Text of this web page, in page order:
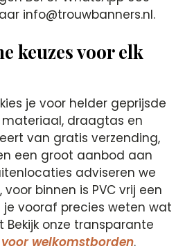
info@trouwbanners.nl.
keuzes voor elk
je voor helder geprijsde
draagtas en
van gratis verzending,
een groot aanbod aan
adviseren we
binnen is PVC vrij een
je vooraf precies weten wat
onze transparante
welkomstborden.